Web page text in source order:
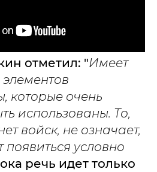
отметил: "Имеет
которые очень
использованы. То,
войск, не означает,
появиться условно
речь идет только